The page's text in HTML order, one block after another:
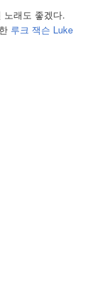
노래도 좋겠다.
루크 잭슨 Luke